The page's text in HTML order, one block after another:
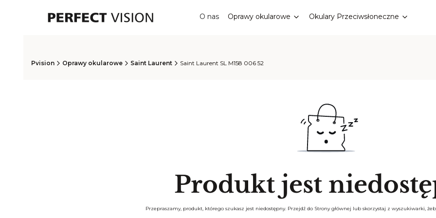
O nas Oprawy okularowe Okulary Przeciwsłoneczne
Pvision Oprawy okularowe Saint Laurent Saint Laurent SL M158 006 52
Produkt jest
Przepraszamy, produkt, którego szukasz jest niedostępny. Przejdź do Strony głównej lub skorzystaj z wyszukiwarki,